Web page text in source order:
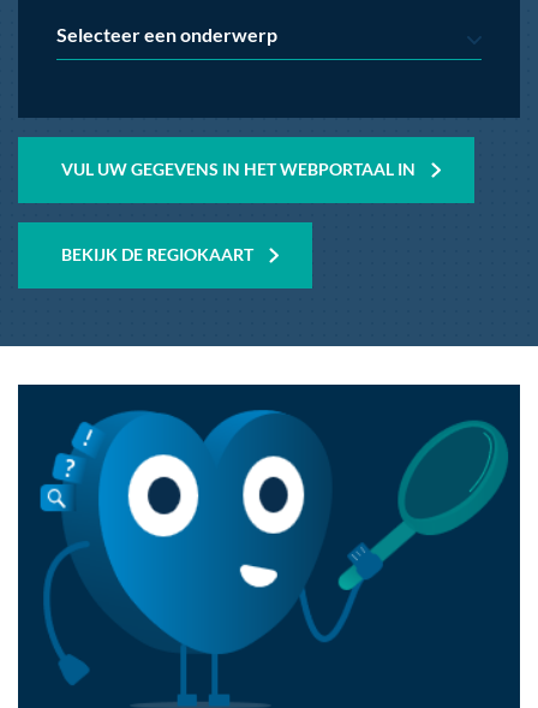
VUL UW GEGEVENS IN HET WEBPORTAAL IN
BEKIJK DE REGIOKAART
Selecteer een onderwerp